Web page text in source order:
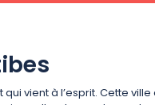
vient à l’esprit. Cette